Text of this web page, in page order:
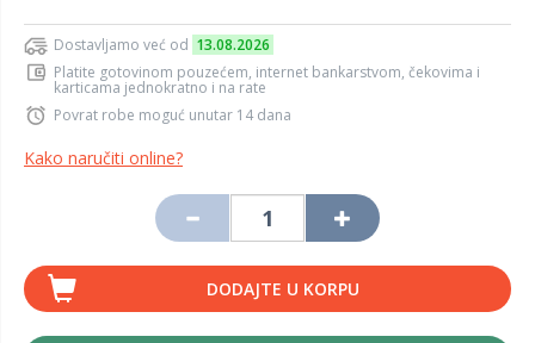
Dostavljamo već od 13.08.2026
Platite gotovinom pouzećem, internet bankarstvom, čekovima i
karticama jednokratno i na rate
Povrat robe moguć unutar 14 dana
Kako naručiti online?
DODAJTE U KORPU